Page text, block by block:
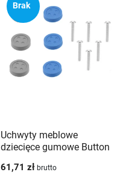
Brak
Uchwyty meblowe
dziecięce gumowe Button
61,71 zł brutto